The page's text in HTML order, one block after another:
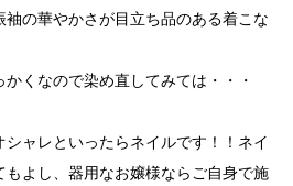
の華やかさが目立ち品のある着こな
くなので染め直してみては・・・
ャレといったらネイルです！！ネイ
よし、器用なお嬢様ならご自身で施